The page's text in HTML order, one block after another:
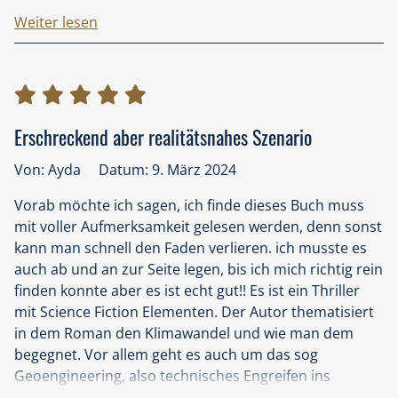
Das Buch beginnt direkt spannend, als mysteriöse
Flugobjekte im chinesischen Luftraum auftauchen. Alle
kommt jedoch heraus, dass es sich bei den
das Weltklima beeinflussen und und die Weltmacht an
sich reißen möchte, ohne zu ahnen, welche
weitreichendere Folgen dies mit sich zieht.
Mehr kann und möchte ich von der Handlung nicht
erzählen, da ich diese ansonsten zu sehr spoilern
würde.
Die Handlung ist aus der Sicht vieler verschiedener
Figuren geschrieben. Und dahingehend muss ich auch
eine leichte Kritik aussprechen. Irgendwann kam man
ein wenig durcheinander, welche Figuren man bereits
kannte und welche Rolle sie im Gesamtgeschehen
einnehmen. Hier hätte ich mir gewünscht, dass der
Weiter lesen
Erschreckend aber realitätsnahes Szenario
Von: Ayda
Datum: 9. März 2024
Vorab möchte ich sagen, ich finde dieses Buch muss
mit voller Aufmerksamkeit gelesen werden, denn sonst
kann man schnell den Faden verlieren. ich musste es
auch ab und an zur Seite legen, bis ich mich richtig rein
finden konnte aber es ist echt gut!! Es ist ein Thriller
mit Science Fiction Elementen. Der Autor thematisiert
in dem Roman den Klimawandel und wie man dem
begegnet. Vor allem geht es auch um das sog
Geoengineering, also technisches Engreifen ins